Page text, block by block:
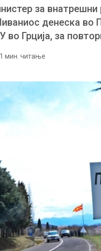
за
денеска во
во Грција, за
1 мин. читање